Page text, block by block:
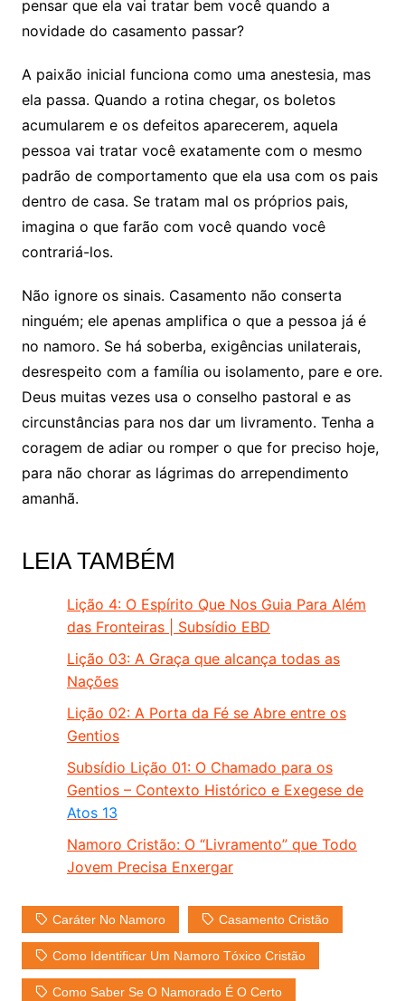
pensar que ela vai tratar bem você quando a
novidade do casamento passar?
A paixão inicial funciona como uma anestesia, mas
ela passa. Quando a rotina chegar, os boletos
acumularem e os defeitos aparecerem, aquela
pessoa vai tratar você exatamente com o mesmo
padrão de comportamento que ela usa com os pais
dentro de casa. Se tratam mal os próprios pais,
imagina o que farão com você quando você
contrariá-los.
Não ignore os sinais. Casamento não conserta
ninguém; ele apenas amplifica o que a pessoa já é
no namoro. Se há soberba, exigências unilaterais,
desrespeito com a família ou isolamento, pare e ore.
Deus muitas vezes usa o conselho pastoral e as
circunstâncias para nos dar um livramento. Tenha a
coragem de adiar ou romper o que for preciso hoje,
para não chorar as lágrimas do arrependimento
amanhã.
LEIA TAMBÉM
Lição 4: O Espírito Que Nos Guia Para Além
das Fronteiras | Subsídio EBD
Lição 03: A Graça que alcança todas as
Nações
Lição 02: A Porta da Fé se Abre entre os
Gentios
Subsídio Lição 01: O Chamado para os
Gentios – Contexto Histórico e Exegese de
Atos 13
Namoro Cristão: O “Livramento” que Todo
Jovem Precisa Enxergar
Caráter No Namoro Casamento Cristão
Como Identificar Um Namoro Tóxico Cristão
Como Saber Se O Namorado É O Certo